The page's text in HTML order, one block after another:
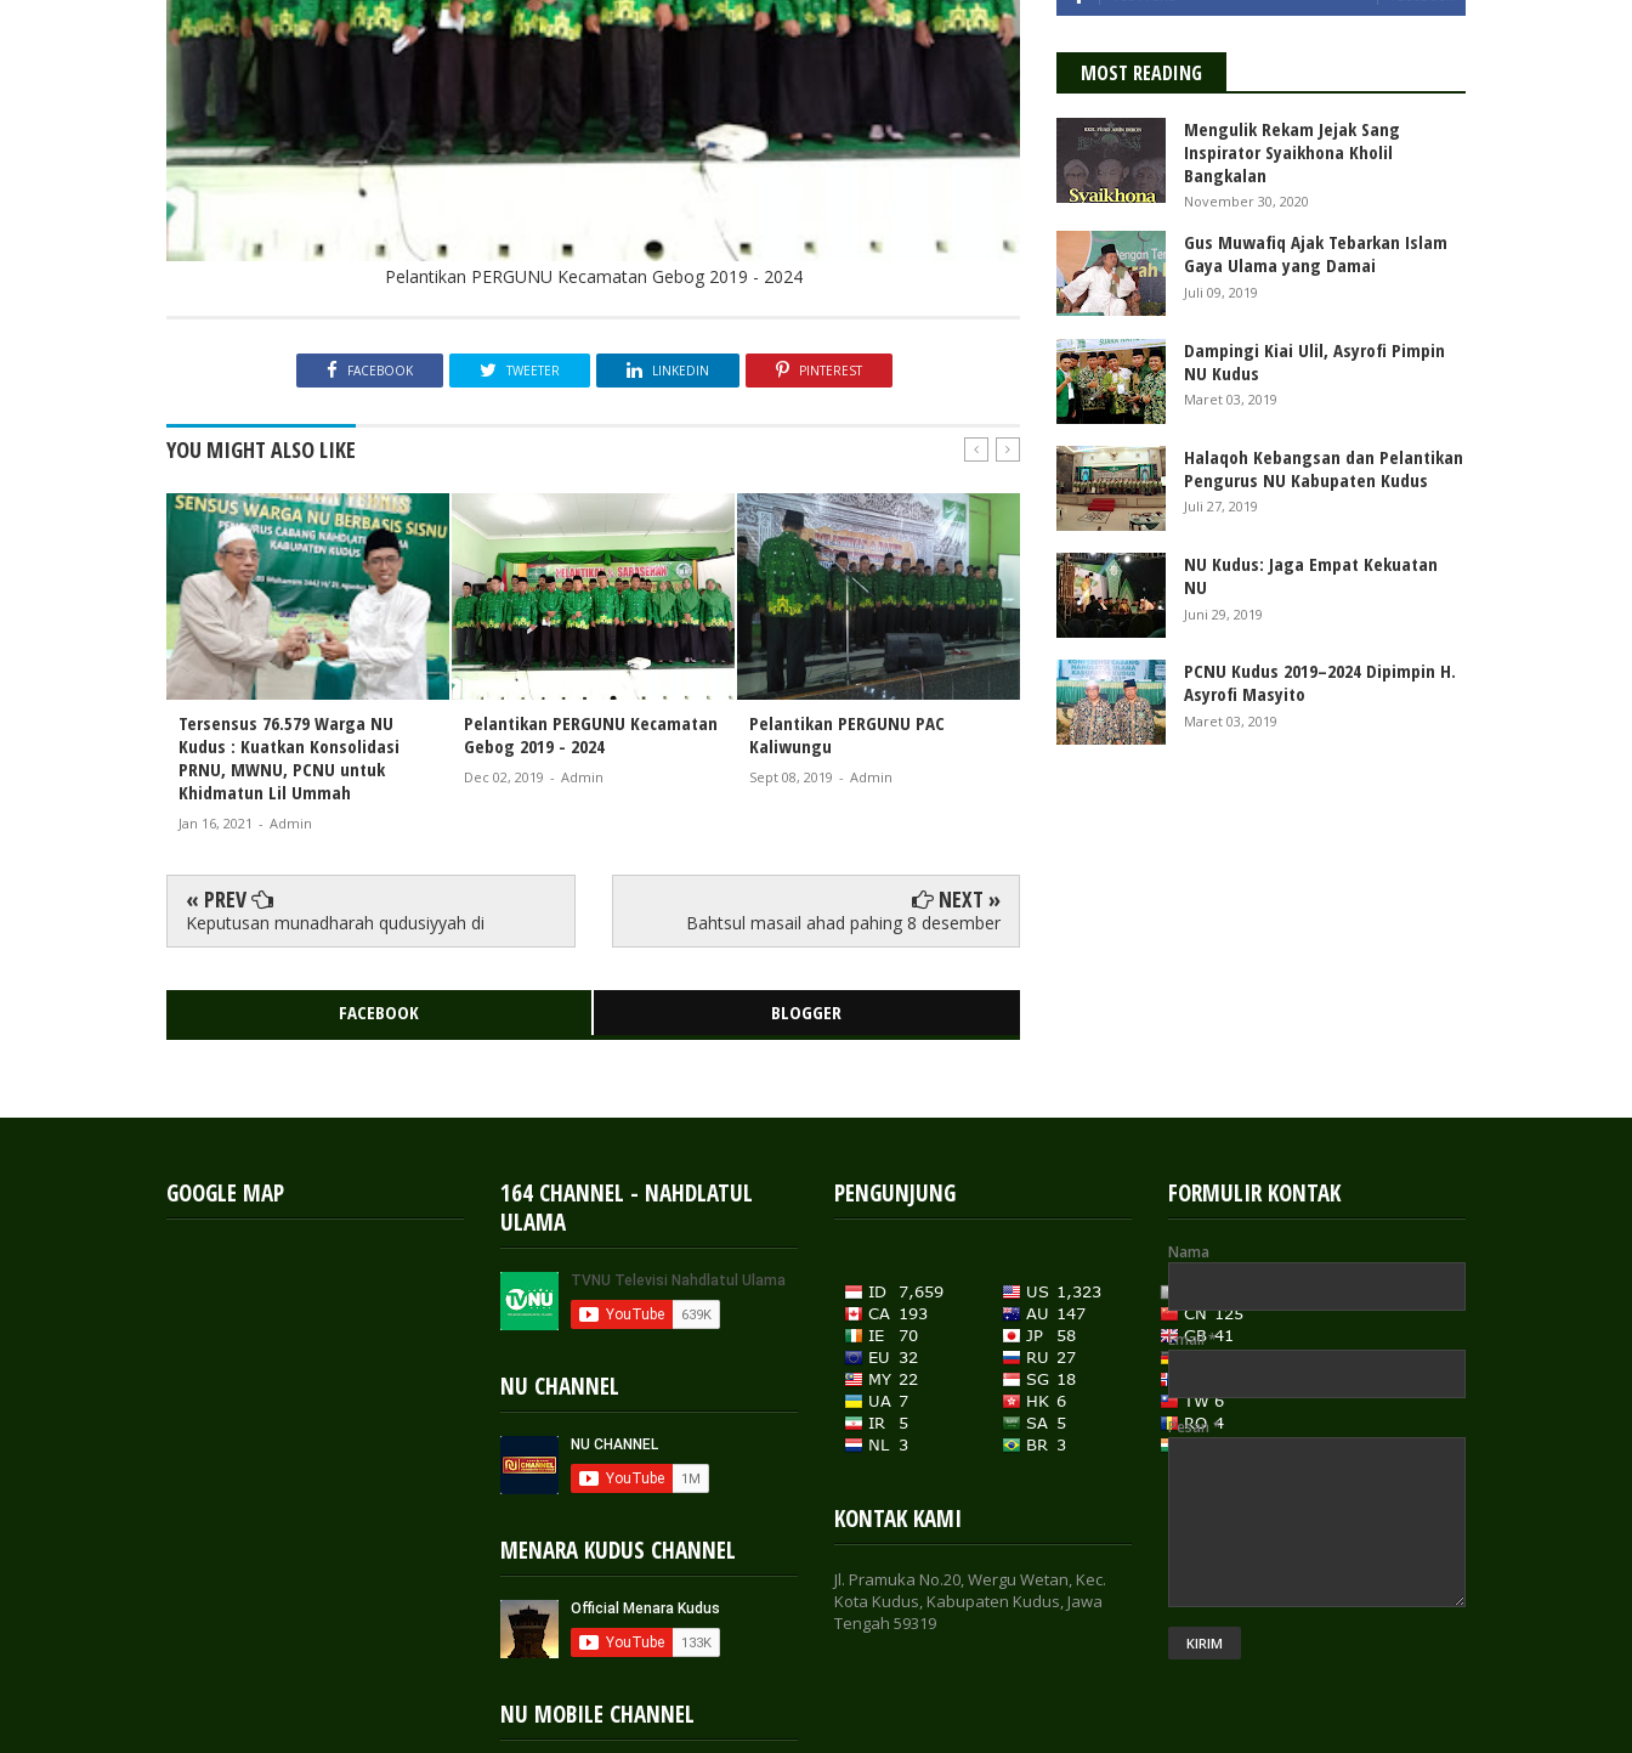
Pelantikan PERGUNU Kecamatan Gebog 2019 - 2024
FACEBOOK TWEETER LINKEDIN PINTEREST
YOU MIGHT ALSO LIKE
Tersensus 76.579 Warga NU
Kudus : Kuatkan Konsolidasi
PRNU, MWNU, PCNU untuk
Khidmatun Lil Ummah
Jan 16, 2021 - Admin
Pelantikan PERGUNU Kecamatan
Gebog 2019 - 2024
Dec 02, 2019 - Admin
Pelantikan PERGUNU PAC
Kaliwungu
Sept 08, 2019 - Admin
Pembentukan PAC PERGUNU
Kecamatan Bae
« PREV
Keputusan munadharah qudusiyyah di
NEXT »
Bahtsul masail ahad pahing 8 desember
FACEBOOK BLOGGER
MOST READING
Mengulik Rekam Jejak Sang
Inspirator Syaikhona Kholil
Bangkalan
November 30, 2020
Gus Muwafiq Ajak Tebarkan Islam
Gaya Ulama yang Damai
Juli 09, 2019
Dampingi Kiai Ulil, Asyrofi Pimpin
NU Kudus
Maret 03, 2019
Halaqoh Kebangsan dan Pelantikan
Pengurus NU Kabupaten Kudus
Juli 27, 2019
NU Kudus: Jaga Empat Kekuatan
NU
Juni 29, 2019
PCNU Kudus 2019–2024 Dipimpin H.
Asyrofi Masyito
Maret 03, 2019
GOOGLE MAP
164 CHANNEL - NAHDLATUL
ULAMA
NU CHANNEL
MENARA KUDUS CHANNEL
NU MOBILE CHANNEL
PENGUNJUNG
KONTAK KAMI
Jl. Pramuka No.20, Wergu Wetan, Kec.
Kota Kudus, Kabupaten Kudus, Jawa
Tengah 59319
FORMULIR KONTAK
Nama
Email*
Pesan *